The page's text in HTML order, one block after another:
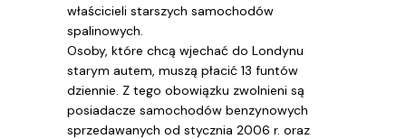
właścicieli starszych samochodów
spalinowych.
Osoby, które chcą wjechać do Londynu
starym autem, muszą płacić 13 funtów
dziennie. Z tego obowiązku zwolnieni są
posiadacze samochodów benzynowych
sprzedawanych od stycznia 2006 r. oraz